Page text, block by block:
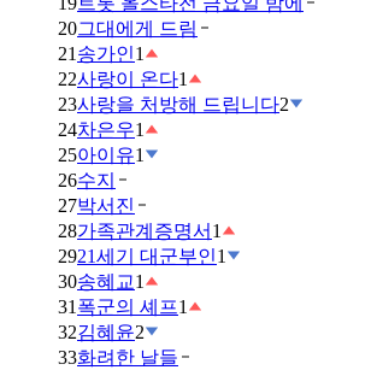
20그대에게 드림
21 송가인1
22사랑이 온다1
23사랑을 처방해 드립니다2
24차은우1
25아이유1
26수지
27박서진
28가족관계증명서 1
2921세기 대군부인1
30송혜교1
31 폭군의 셰프1
32김혜윤2
33화려한 날들